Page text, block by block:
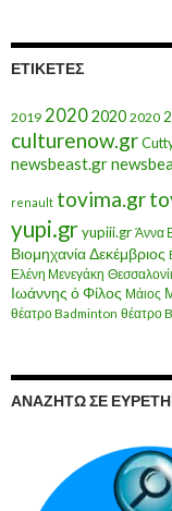
ΕΤΙΚΈΤΕΣ
2019 20202020 2020
culturenow.gr
newsbeast.gr
renault tovima.gr
yupi.gryupiii.gr Άννα
ΒιομηχανίαΔεκέμβριος
Ελένη Μενεγάκη
Ιωάννης ό Φίλος Μάιος
θέατρο Badminton θέατρο
ΑΝΑΖΗΤΏ ΣΕ